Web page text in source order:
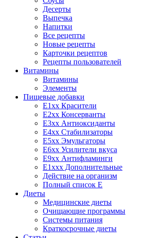
Десерты
Выпечка
Напитки
Все рецепты
Новые рецепты
Карточки рецептов
Рецепты пользователей
Витамины
Витамины
Элементы
Пищевые добавки
E1xx Красители
E2xx Консерванты
E3xx Антиоксиданты
E4xx Стабилизаторы
E5xx Эмульгаторы
E6xx Усилители вкуса
E9xx Антифламинги
E1xxx Дополнительные
Действие на организм
Полный список E
Диеты
Медицинские диеты
Очищающие программы
Системы питания
Краткосрочные диеты